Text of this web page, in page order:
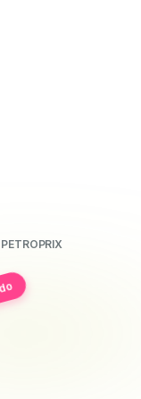
PETROPRIX